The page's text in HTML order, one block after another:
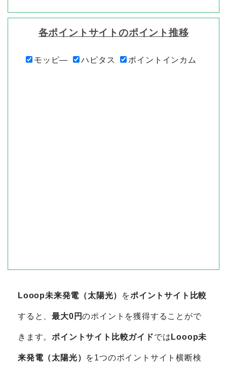
各ポイントサイトのポイント推移
モッピ― ハピタス ポイントインカム
Looop未来発電（太陽光） をポイントサイト比較
すると、最大0円のポイントを獲得することがで
きます。ポイントサイト比較ガイドでは Looop未
来発電（太陽光） を1つのポイントサイト横断検